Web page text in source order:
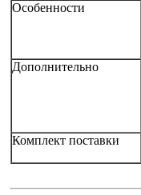
Особенности
Дополнительно
Комплект поставки